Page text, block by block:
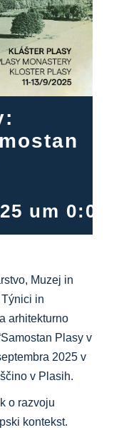
um 0:00
Muzej in
in
arhitekturno
Plasy v
2025 v
v Plasih.
o razvoju
kontekst.